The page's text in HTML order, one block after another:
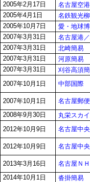
2005年2月17日
名古屋空
2005年4月1日
名鉄観光
2005年10月7日
愛・地球博
2007年3月31日
名古屋港
2007年3月31日
北崎簡易
2007年3月31日
河原簡易
2007年3月31日
刈谷高須
2007年10月1日
中部国際
2007年10月1日 名古屋郵
2008年9月30日
丸栄スカ
2012年10月9日
名古屋中
2012年10月9日
名古屋中
2013年3月16日 名古屋Ｎ
2014年10月1日
沓掛簡易